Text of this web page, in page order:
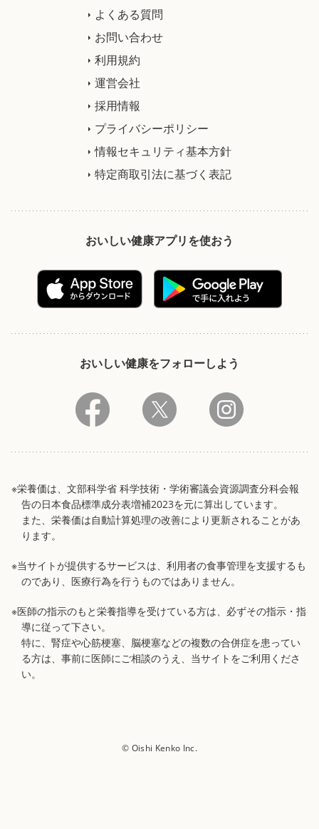
よくある質問
お問い合わせ
利用規約
運営会社
採用情報
プライバシーポリシー
情報セキュリティ基本方針
特定商取引法に基づく表記
おいしい健康アプリを使おう
おいしい健康をフォローしよう
※栄養価は、文部科学省 科学技術・学術審議会資源調査分科会報
告の日本食品標準成分表増補2023を元に算出しています。
また、栄養価は自動計算処理の改善により更新されることがあ
ります。
※当サイトが提供するサービスは、利用者の食事管理を支援するも
のであり、医療行為を行うものではありません。
※医師の指示のもと栄養指導を受けている方は、必ずその指示・指
導に従って下さい。
特に、腎症や心筋梗塞、脳梗塞などの複数の合併症を患ってい
る方は、事前に医師にご相談のうえ、当サイトをご利用くださ
い。
© Oishi Kenko Inc.